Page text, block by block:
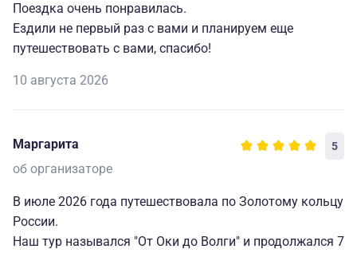
Поездка очень понравилась.
Ездили не первый раз с вами и планируем еще
путешествовать с вами, спасибо!
10 августа 2026
Маргарита 5
об организаторе
В июле 2026 года путешествовала по Золотому кольцу
России.
Наш тур назывался "От Оки до Волги" и продолжался 7